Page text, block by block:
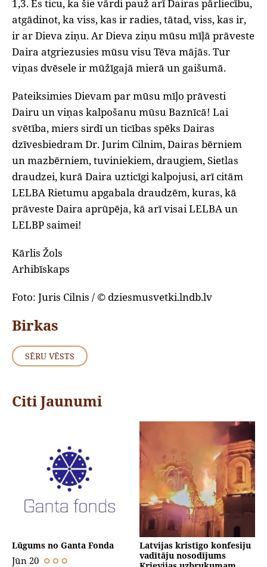
1,3. Es ticu, ka šie vārdi pauž arī Dairas pārliecību,
atgādinot, ka viss, kas ir radies, tātad, viss, kas ir,
ir ar Dieva ziņu. Ar Dieva ziņu mūsu mīļā prāveste
Daira atgriezusies mūsu visu Tēva mājās. Tur
viņas dvēsele ir mūžīgajā mierā un gaišumā.
Pateiksimies Dievam par mūsu mīļo prāvesti
Dairu un viņas kalpošanu mūsu Baznīcā! Lai
svētība, miers sirdī un ticības spēks Dairas
dzīvesbiedram Dr. Jurim Cilnim, Dairas bērniem
un mazbērniem, tuviniekiem, draugiem, Sietlas
draudzei, kurā Daira uzticīgi kalpojusi, arī citām
LELBA Rietumu apgabala draudzēm, kuras, kā
prāveste Daira aprūpēja, kā arī visai LELBA un
LELBP saimei!
Kārlis Žols
Arhibīskaps
Foto: Juris Cilnis / © dziesmusvetki.lndb.lv
Birkas
SĒRU VĒSTS
Citi Jaunumi
Lūgums no Ganta Fonda
Jūn 20
Latvijas kristīgo konfesiju
vadītāju nosodījums